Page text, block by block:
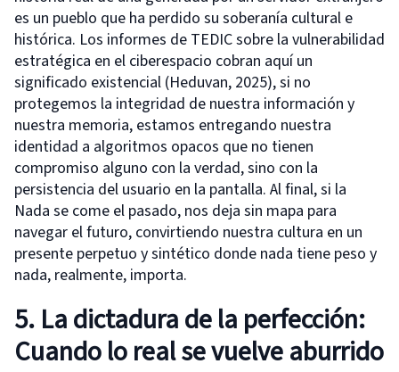
es un pueblo que ha perdido su soberanía cultural e
histórica. Los informes de TEDIC sobre la vulnerabilidad
estratégica en el ciberespacio cobran aquí un
significado existencial (Heduvan, 2025), si no
protegemos la integridad de nuestra información y
nuestra memoria, estamos entregando nuestra
identidad a algoritmos opacos que no tienen
compromiso alguno con la verdad, sino con la
persistencia del usuario en la pantalla. Al final, si la
Nada se come el pasado, nos deja sin mapa para
navegar el futuro, convirtiendo nuestra cultura en un
presente perpetuo y sintético donde nada tiene peso y
nada, realmente, importa.
5. La dictadura de la perfección:
Cuando lo real se vuelve aburrido